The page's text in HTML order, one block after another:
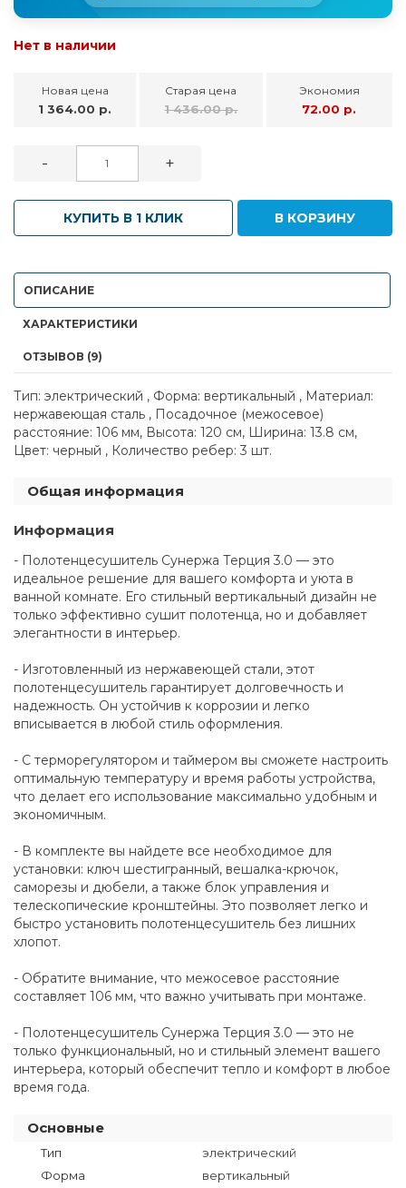
Нет в наличии
Новая цена
1 364.00 р.
Старая цена
1 436.00 р.
Экономия
72.00 р.
- +
КУПИТЬ В 1 КЛИК В КОРЗИНУ
ОПИСАНИЕ
ХАРАКТЕРИСТИКИ
ОТЗЫВОВ (9)
Тип: электрический , Форма: вертикальный , Материал:
нержавеющая сталь , Посадочное (межосевое)
расстояние: 106 мм, Высота: 120 см, Ширина: 13.8 см,
Цвет: черный , Количество ребер: 3 шт.
Общая информация
Информация
- Полотенцесушитель Сунержа Терция 3.0 — это
идеальное решение для вашего комфорта и уюта в
ванной комнате. Его стильный вертикальный дизайн не
только эффективно сушит полотенца, но и добавляет
элегантности в интерьер.
- Изготовленный из нержавеющей стали, этот
полотенцесушитель гарантирует долговечность и
надежность. Он устойчив к коррозии и легко
вписывается в любой стиль оформления.
- С терморегулятором и таймером вы сможете настроить
оптимальную температуру и время работы устройства,
что делает его использование максимально удобным и
экономичным.
- В комплекте вы найдете все необходимое для
установки: ключ шестигранный, вешалка-крючок,
саморезы и дюбели, а также блок управления и
телескопические кронштейны. Это позволяет легко и
быстро установить полотенцесушитель без лишних
хлопот.
- Обратите внимание, что межосевое расстояние
составляет 106 мм, что важно учитывать при монтаже.
- Полотенцесушитель Сунержа Терция 3.0 — это не
только функциональный, но и стильный элемент вашего
интерьера, который обеспечит тепло и комфорт в любое
время года.
Основные
Тип
электрический
Форма
вертикальный